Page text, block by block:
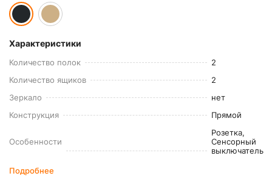
Характеристики
Количество полок
2
Количество ящиков
2
Зеркало
нет
Конструкция
Прямой
Особенности
Розетка,
Сенсорный
выключатель
Подробнее